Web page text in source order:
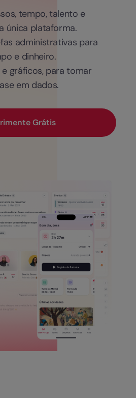
tempo, talento e
única plataforma.
administrativas para
e dinheiro.
gráficos, para tomar
em dados.
Grátis